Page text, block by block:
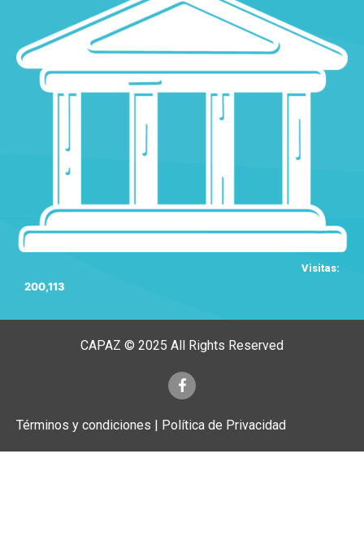
Visitas:
200,113
CAPAZ © 2025 All Rights Reserved
Términos y condiciones | Política de Privacidad